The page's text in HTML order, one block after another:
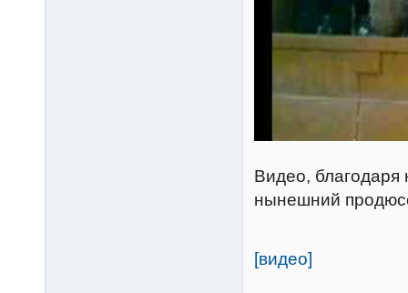
Видео, благодаря
нынешний
[видео]